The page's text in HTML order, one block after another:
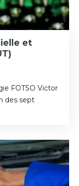
et
FOTSO Victor
des sept